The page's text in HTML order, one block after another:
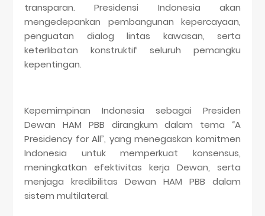
transparan. Presidensi Indonesia akan
mengedepankan pembangunan kepercayaan,
penguatan dialog lintas kawasan, serta
keterlibatan konstruktif seluruh pemangku
kepentingan.
Kepemimpinan Indonesia sebagai Presiden
Dewan HAM PBB dirangkum dalam tema “A
Presidency for All”, yang menegaskan komitmen
Indonesia untuk memperkuat konsensus,
meningkatkan efektivitas kerja Dewan, serta
menjaga kredibilitas Dewan HAM PBB dalam
sistem multilateral.